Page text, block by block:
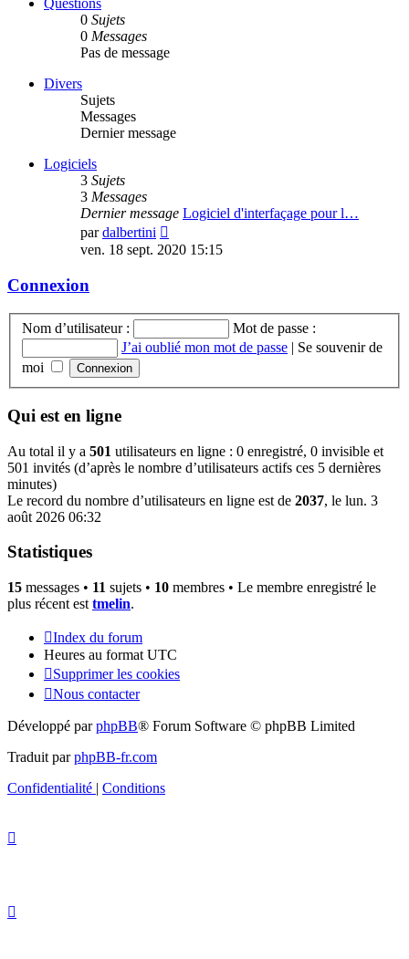
Questions
0 Sujets
0 Messages
Pas de message
Divers
Sujets
Messages
Dernier message
Logiciels
3 Sujets
3 Messages
Dernier message Logiciel d'interfaçage pour l…
pardalbertini
le
ven. 18 sept. 2020 15:15
Connexion
Nom d’utilisateur :
Mot de passe :
J’ai oublié mon mot de passe | Se souvenir de
moi
Qui est en ligne
Au total il y a 501 utilisateurs en ligne : 0 enregistré, 0 invisible et
501 invités (d’après le nombre d’utilisateurs actifs ces 5 dernières
minutes)
Le record du nombre d’utilisateurs en ligne est de 2037, le lun. 3
août 2026 06:32
Statistiques
15 messages • 11 sujets • 10 membres • Le membre enregistré le
plus récent est tmelin.
Index du forum
Heures au format UTC
Supprimer les cookies
Nous contacter
Développé parphpBB® Forum Software © phpBB Limited
Traduit parphpBB-fr.com
Confidentialité | Conditions